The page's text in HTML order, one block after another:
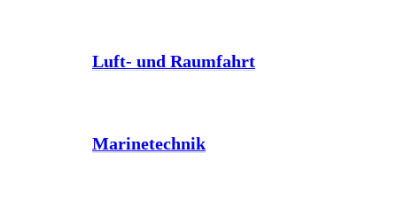
Luft- und Raumfahrt
Marinetechnik